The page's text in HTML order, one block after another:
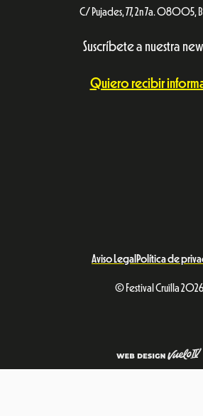
C/ Pujades, 77, 2n 7a. 08005,
Suscríbete a nuestra
Quiero recibir
Aviso Legal Política de
© Festival Cruïlla 2026